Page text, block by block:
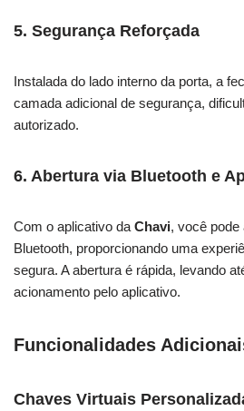
5. Segurança Reforçada
Instalada do lado interno da porta, a
camada adicional de segurança,
autorizado.
6. Abertura via Bluetooth e
Com o aplicativo da Chavi, você pode
Bluetooth, proporcionando uma
segura. A abertura é rápida, levando
acionamento pelo aplicativo.
Funcionalidades
Chaves Virtuais